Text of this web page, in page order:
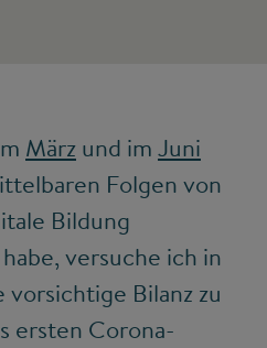
März und im Juni
Folgen von
Bildung
versuche ich in
vorsichtige Bilanz zu
ersten Corona-